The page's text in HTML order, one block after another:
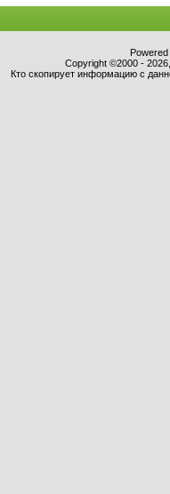
Copyright ©2000 -
Кто скопирует информацию с